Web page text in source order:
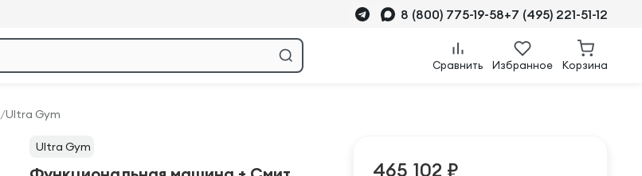
8 (800) 775-19-58+7 (495) 221-51-12
Сравнить Избранное Корзина
/Ultra Gym
Ultra Gym
465 102 ₽